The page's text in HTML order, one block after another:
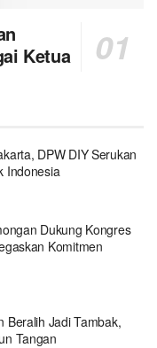
Ketua
DPW DIY Serukan
Indonesia
Dukung Kongres
Komitmen
Beralih Jadi Tambak,
Tangan